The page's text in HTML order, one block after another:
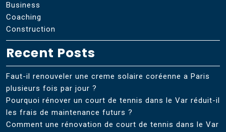
Business
Coaching
Construction
Recent Posts
Faut-il renouveler une creme solaire coréenne a Paris
plusieurs fois par jour ?
Pourquoi rénover un court de tennis dans le Var réduit-il
les frais de maintenance futurs ?
Comment une rénovation de court de tennis dans le Var